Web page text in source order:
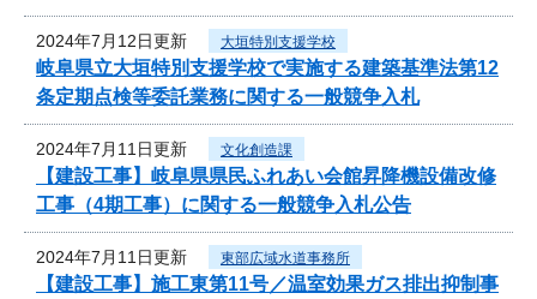
2024年7月12日更新 大垣特別支援学校
岐阜県立大垣特別支援学校で実施する建築基準法第12
条定期点検等委託業務に関する一般競争入札
2024年7月11日更新 文化創造課
【建設工事】岐阜県県民ふれあい会館昇降機設備改修
工事（4期工事）に関する一般競争入札公告
2024年7月11日更新 東部広域水道事務所
【建設工事】施工東第11号／温室効果ガス排出抑制事